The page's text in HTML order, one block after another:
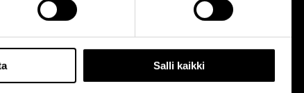
Salli kaikki